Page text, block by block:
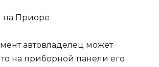
на Приоре
автовладелец может
на приборной панели его